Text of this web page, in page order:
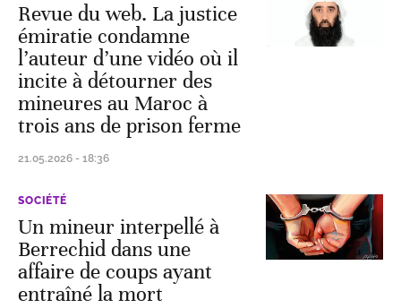
Revue du web. La justice
émiratie condamne
l’auteur d’une vidéo où il
incite à détourner des
mineures au Maroc à
trois ans de prison ferme
21.05.2026 - 18:36
SOCIÉTÉ
Un mineur interpellé à
Berrechid dans une
affaire de coups ayant
entraîné la mort